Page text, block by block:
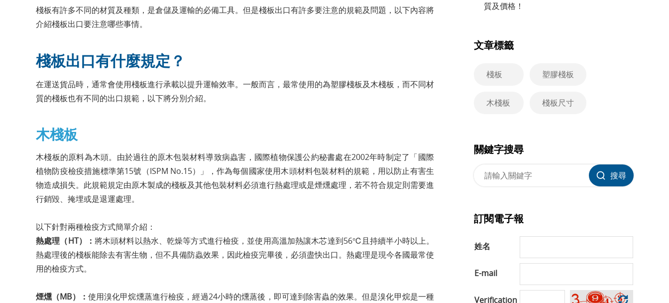
棧板有許多不同的材質及種類，是倉儲及運輸的必備工具。但是棧板出口有許多要注意的規範及問題，以下內容將
介紹棧板出口要注意哪些事情。
棧板出口有什麼規定？
在運送貨品時，通常會使用棧板進行承載以提升運輸效率。一般而言，最常使用的為塑膠棧板及木棧板，而不同材
質的棧板也有不同的出口規範，以下將分別介紹。
木棧板
木棧板的原料為木頭。由於過往的原木包裝材料導致病蟲害，國際植物保護公約秘書處在2002年時制定了「國際
植物防疫檢疫措施標準第15號（ISPM No.15）」，作為每個國家使用木頭材料包裝材料的規範，用以防止有害生
物造成損失。此規範規定由原木製成的棧板及其他包裝材料必須進行熱處理或是煙燻處理，若不符合規定則需要進
行銷毀、掩埋或是退運處理。
以下針對兩種檢疫方式簡單介紹：
熱處理（HT）： 將木頭材料以熱水、乾燥等方式進行檢疫，並使用高溫加熱讓木芯達到56℃且持續半小時以上。
熱處理後的棧板能除去有害生物，但不具備防蟲效果，因此檢疫完畢後，必須盡快出口。熱處理是現今各國最常使
用的檢疫方式。
煙燻（MB）： 使用溴化甲烷燻蒸進行檢疫，經過24小時的燻蒸後，即可達到除害蟲的效果。但是溴化甲烷是一種
質及價格！
文章標籤
棧板 塑膠棧板
木棧板 棧板尺寸
關鍵字搜尋
搜尋
訂閱電子報
姓名
E-mail
Verification